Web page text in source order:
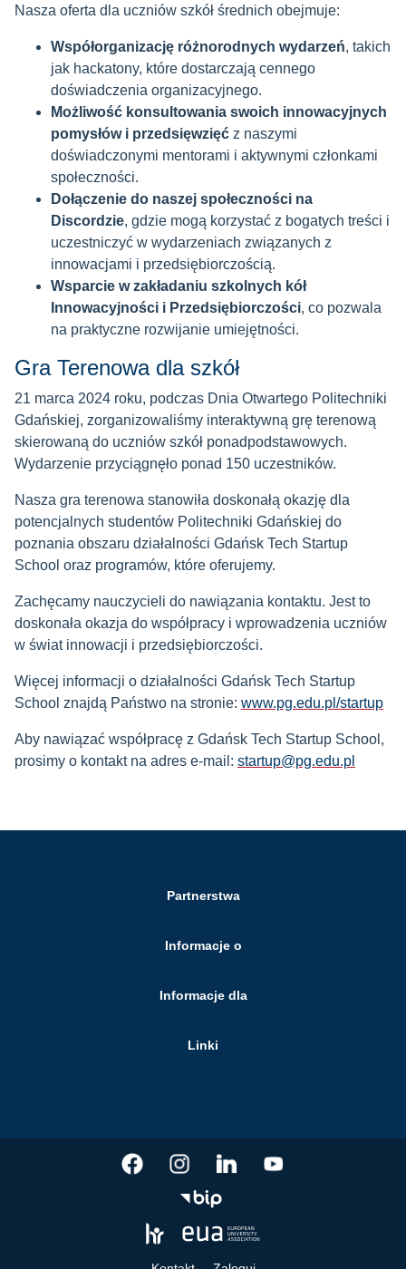
Nasza oferta dla uczniów szkół średnich obejmuje:
Współorganizację różnorodnych wydarzeń, takich
jak hackatony, które dostarczają cennego
doświadczenia organizacyjnego.
Możliwość konsultowania swoich innowacyjnych
pomysłów i przedsięwzięć z naszymi
doświadczonymi mentorami i aktywnymi członkami
społeczności.
Dołączenie do naszej społeczności na
Discordzie, gdzie mogą korzystać z bogatych treści i
uczestniczyć w wydarzeniach związanych z
innowacjami i przedsiębiorczością.
Wsparcie w zakładaniu szkolnych kół
Innowacyjności i Przedsiębiorczości, co pozwala
na praktyczne rozwijanie umiejętności.
Gra Terenowa dla szkół
21 marca 2024 roku, podczas Dnia Otwartego Politechniki
Gdańskiej, zorganizowaliśmy interaktywną grę terenową
skierowaną do uczniów szkół ponadpodstawowych.
Wydarzenie przyciągnęło ponad 150 uczestników.
Nasza gra terenowa stanowiła doskonałą okazję dla
potencjalnych studentów Politechniki Gdańskiej do
poznania obszaru działalności Gdańsk Tech Startup
School oraz programów, które oferujemy.
Zachęcamy nauczycieli do nawiązania kontaktu. Jest to
doskonała okazja do współpracy i wprowadzenia uczniów
w świat innowacji i przedsiębiorczości.
Więcej informacji o działalności Gdańsk Tech Startup
School znajdą Państwo na stronie: www.pg.edu.pl/startup
Aby nawiązać współpracę z Gdańsk Tech Startup School,
prosimy o kontakt na adres e-mail: startup@pg.edu.pl
Partnerstwa
Informacje o
Informacje dla
Linki